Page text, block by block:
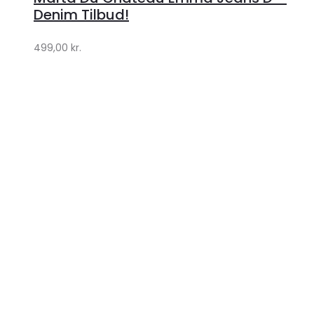
Klædeskabet.dk
Denim Tilbud!
499,00 kr.